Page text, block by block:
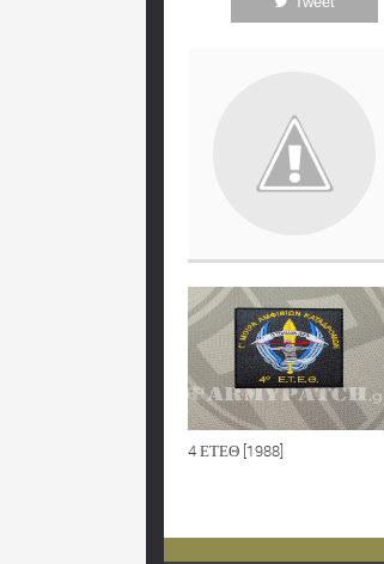
4 ΕΤΕΘ [1988]